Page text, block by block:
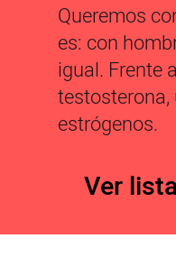
Queremos
es: con
igual. Frente
estrógenos.
Ver